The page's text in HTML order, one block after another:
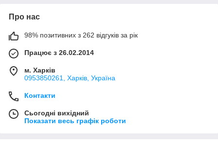
Про нас
98% позитивних з 262 відгуків за рік
Працює з 26.02.2014
м. Харків
0953850261, Харків, Україна
Контакти
Сьогодні вихідний
Показати весь графік роботи